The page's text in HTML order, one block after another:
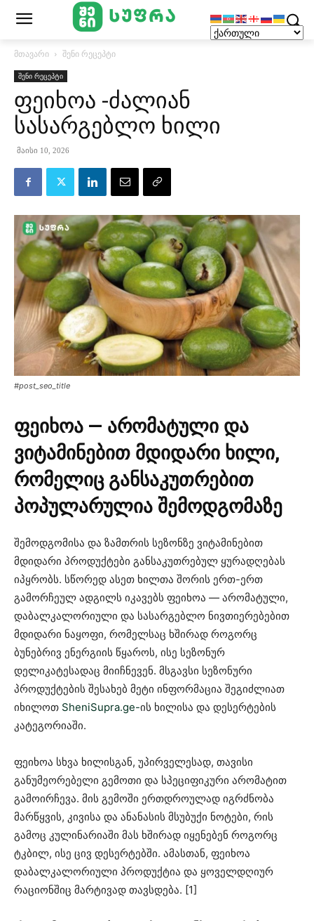
მთავარი შენი რეცეპტი
შენი რეცეპტი
ფეიხოა -ძალიან
სასარგებლო ხილი
მაისი 10, 2026
#post_seo_title
ფეიხოა — არომატული და
ვიტამინებით მდიდარი ხილი,
რომელიც განსაკუთრებით
პოპულარულია შემოდგომაზე
შემოდგომისა და ზამთრის სეზონზე ვიტამინებით
მდიდარი პროდუქტები განსაკუთრებულ ყურადღებას
იპყრობს. სწორედ ასეთ ხილთა შორის ერთ-ერთ
გამორჩეულ ადგილს იკავებს ფეიხოა — არომატული,
დაბალკალორიული და სასარგებლო ნივთიერებებით
მდიდარი ნაყოფი, რომელსაც ხშირად როგორც
ბუნებრივ ენერგიის წყაროს, ისე სეზონურ
დელიკატესადაც მიიჩნევენ. მსგავსი სეზონური
პროდუქტების შესახებ მეტი ინფორმაცია შეგიძლიათ
იხილოთ SheniSupra.ge-ის ხილისა და დესერტების
კატეგორიაში⁠.
ფეიხოა სხვა ხილისგან, უპირველესად, თავისი
განუმეორებელი გემოთი და სპეციფიკური არომატით
გამოირჩევა. მის გემოში ერთდროულად იგრძნობა
მარწყვის, კივისა და ანანასის მსუბუქი ნოტები, რის
გამოც კულინარიაში მას ხშირად იყენებენ როგორც
ტკბილ, ისე ცივ დესერტებში. ამასთან, ფეიხოა
დაბალკალორიული პროდუქტია და ყოველდღიურ
რაციონშიც მარტივად თავსდება. [1]